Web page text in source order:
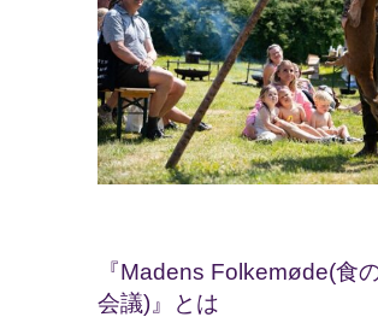
『Madens Folkemøde(食
会議)』とは